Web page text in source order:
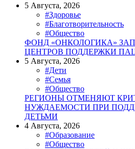
5 Августа, 2026
#Здоровье
#Благотворительность
#Общество
ФОНД «ОНКОЛОГИКА»
ЦЕНТРОВ ПОДДЕРЖКИ
5 Августа, 2026
#Дети
#Семья
#Общество
РЕГИОНЫ ОТМЕНЯЮТ
НУЖДАЕМОСТИ ПРИ
ДЕТЬМИ
4 Августа, 2026
#Образование
#Общество